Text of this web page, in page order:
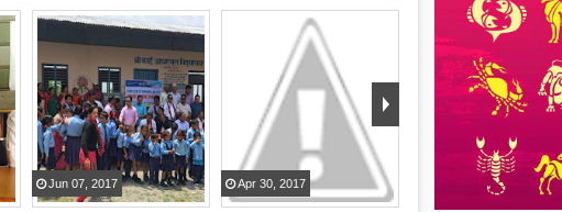
Jun 07 2017 Apr 30 2017 2017